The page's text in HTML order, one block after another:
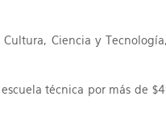
Ciencia y
técnica por más de